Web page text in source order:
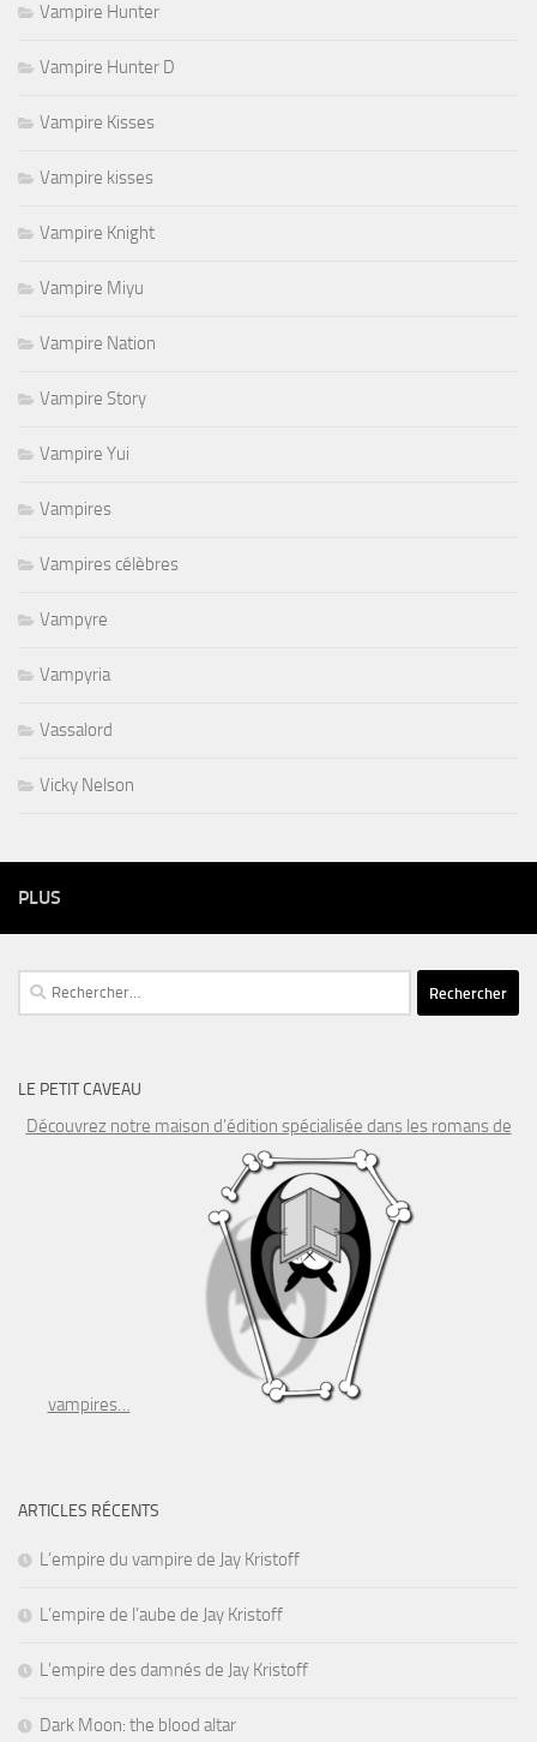
Vampire Hunter
Vampire Hunter D
Vampire Kisses
Vampire kisses
Vampire Knight
Vampire Miyu
Vampire Nation
Vampire Story
Vampire Yui
Vampires
Vampires célèbres
Vampyre
Vampyria
Vassalord
Vicky Nelson
PLUS
Rechercher :
LE PETIT CAVEAU
Découvrez notre maison d’édition spécialisée dans les romans de
vampires…
ARTICLES RÉCENTS
L’empire du vampire de Jay Kristoff
L’empire de l’aube de Jay Kristoff
L’empire des damnés de Jay Kristoff
Dark Moon: the blood altar